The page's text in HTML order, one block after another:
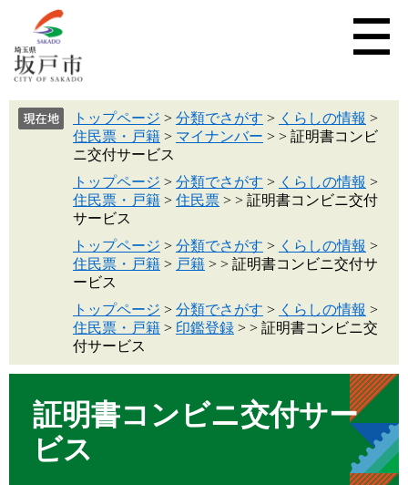
トップページ > 分類でさがす > くらしの情報 >
住民票・戸籍 > マイナンバー > > 証明書コンビ
ニ交付サービス
トップページ > 分類でさがす > くらしの情報 >
住民票・戸籍 > 住民票 > > 証明書コンビニ交付
サービス
トップページ > 分類でさがす > くらしの情報 >
住民票・戸籍 > 戸籍 > > 証明書コンビニ交付サ
ービス
トップページ > 分類でさがす > くらしの情報 >
住民票・戸籍 > 印鑑登録 > > 証明書コンビニ交
付サービス
証明書コンビニ交付サー
ビス